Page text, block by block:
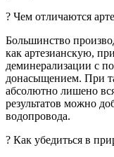
? Чем отличаются
Большинство
как артезианскую,
деминерализации с
донасыщением. При
абсолютно лишено
результатов можно
водопровода.
? Как убедиться в